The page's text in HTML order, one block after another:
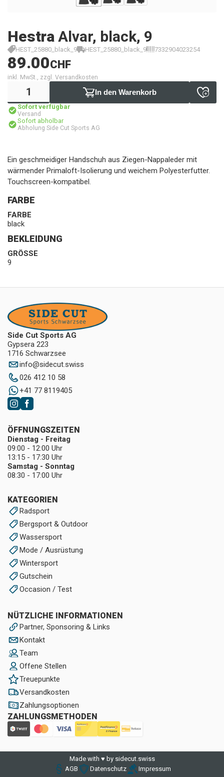
Hestra Alvar, black, 9
HEST_25880_black_9 HEST_25880_black_9 7332904023254
89.00CHF
inkl. MwSt., zzgl. Versandkosten
In den Warenkorb
Sofort verfügbar
Versand
Sofort abholbar
Abholung Side Cut Sports AG
Ein geschmeidiger Handschuh aus Ziegen-Nappaleder mit
wärmender Primaloft-Isolierung und weichem Polyesterfutter.
Touchscreen-kompatibel.
FARBE
FARBE
black
BEKLEIDUNG
GRÖSSE
9
Side Cut Sports AG
Gypsera 223
1716 Schwarzsee
info@sidecut.swiss
026 412 10 58
+41 77 8119405
KATEGORIEN
Radsport
Bergsport & Outdoor
Wassersport
Mode / Ausrüstung
Wintersport
Gutschein
Occasion / Test
NÜTZLICHE INFORMATIONEN
Partner, Sponsoring & Links
Kontakt
Team
Offene Stellen
Treuepunkte
Versandkosten
Zahlungsoptionen
ZAHLUNGSMETHODEN
ÖFFNUNGSZEITEN
Dienstag - Freitag
09:00 - 12:00 Uhr
13:15 - 17:30 Uhr
Samstag - Sonntag
08:30 - 17:00 Uhr
Made with ♥ by sidecut.swiss
AGB
Datenschutz Impressum